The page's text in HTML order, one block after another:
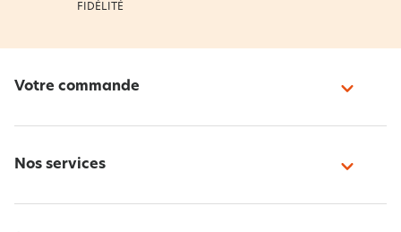
FIDÉLITÉ
Votre commande
Nos services